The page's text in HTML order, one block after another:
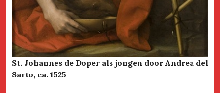
St. Johannes de Doper als jongen door Andrea del
Sarto, ca. 1525